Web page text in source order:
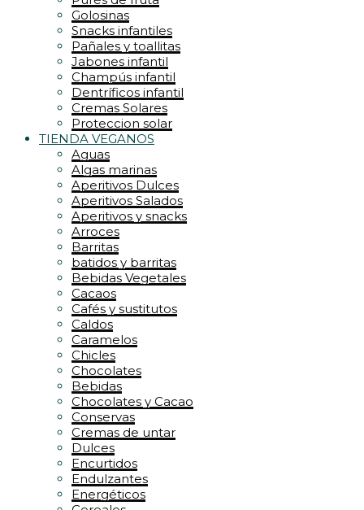
Golosinas
Snacks infantiles
Pañales y toallitas
Jabones infantil
Champús infantil
Dentríficos infantil
Cremas Solares
Proteccion solar
TIENDA VEGANOS
Aguas
Algas marinas
Aperitivos Dulces
Aperitivos Salados
Aperitivos y snacks
Arroces
Barritas
batidos y barritas
Bebidas Vegetales
Cacaos
Cafés y sustitutos
Caldos
Caramelos
Chicles
Chocolates
Bebidas
Chocolates y Cacao
Conservas
Cremas de untar
Dulces
Encurtidos
Endulzantes
Energéticos